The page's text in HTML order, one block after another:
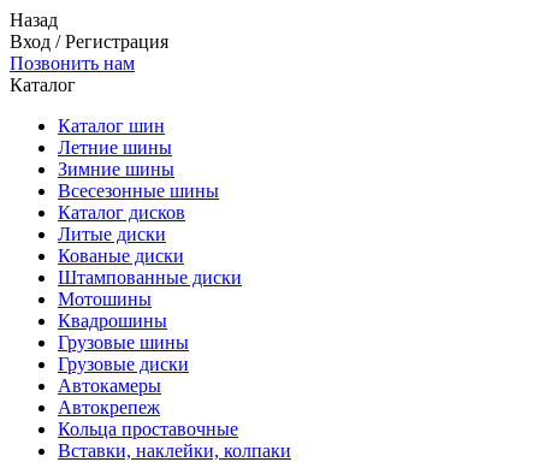
Назад
Вход /Регистрация
Позвонить нам
Каталог
Каталог шин
Летние шины
Зимние шины
Всесезонные шины
Каталог дисков
Литые диски
Кованые диски
Штампованные диски
Мотошины
Квадрошины
Грузовые шины
Грузовые диски
Автокамеры
Автокрепеж
Кольца проставочные
Вставки, наклейки, колпаки